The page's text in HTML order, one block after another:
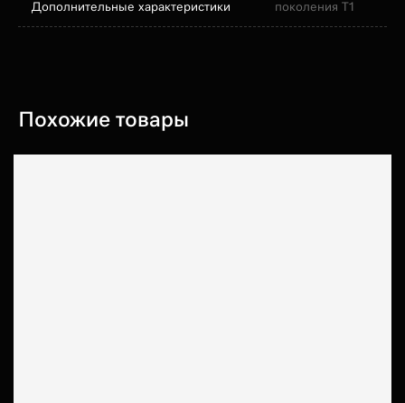
Дополнительные характеристики
поколения T1
Похожие товары